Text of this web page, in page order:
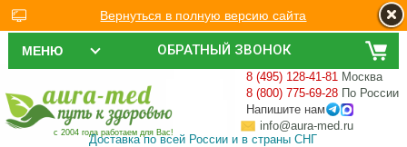
ОБРАТНЫЙ ЗВОНОК
МЕНЮ
с 2004 года работаем для Вас!
8 (495) 128-41-81 Москва
8 (800) 775-69-28 По России
Напишите нам
info@aura-med.ru
Доставка по всей России и в страны СНГ
Вернуться в полную версию сайта